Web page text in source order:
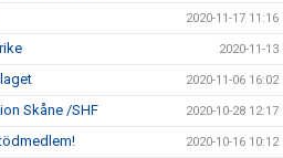
2020-11-17 11:16
2020-11-13
2020-11-06 16:02
Skåne /SHF 2020-10-28 12:17
2020-10-16 10:12